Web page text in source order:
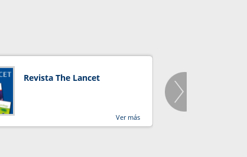
Revista The Lancet
Ver más